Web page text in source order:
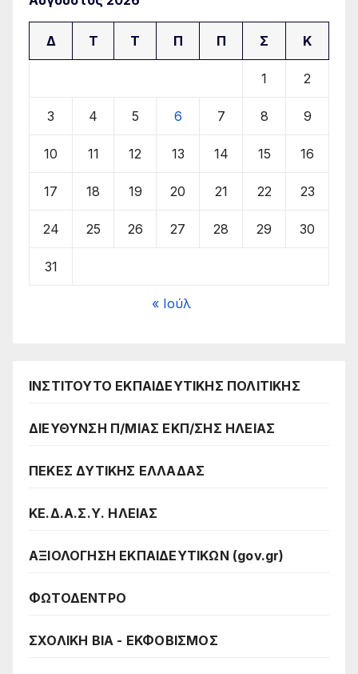
Δ Τ Τ Π Π Σ Κ
1 2
3 4 5 6 7 8 9
10 11 12 13 14 15 16
17 18 19 20 21 22 23
24 25 26 27 28 29 30
31
« Ιούλ
ΙΝΣΤΙΤΟΥΤΟ ΕΚΠΑΙΔΕΥΤΙΚΗΣ ΠΟΛΙΤΙΚΗΣ
ΔΙΕΥΘΥΝΣΗ Π/ΜΙΑΣ ΕΚΠ/ΣΗΣ ΗΛΕΙΑΣ
ΠΕΚΕΣ ΔΥΤΙΚΗΣ ΕΛΛΑΔΑΣ
ΚΕ.Δ.Α.Σ.Υ. ΗΛΕΙΑΣ
ΑΞΙΟΛΟΓΗΣΗ ΕΚΠΑΙΔΕΥΤΙΚΩΝ (gov.gr)
ΦΩΤΟΔΕΝΤΡΟ
ΣΧΟΛΙΚΗ ΒΙΑ - ΕΚΦΟΒΙΣΜΟΣ